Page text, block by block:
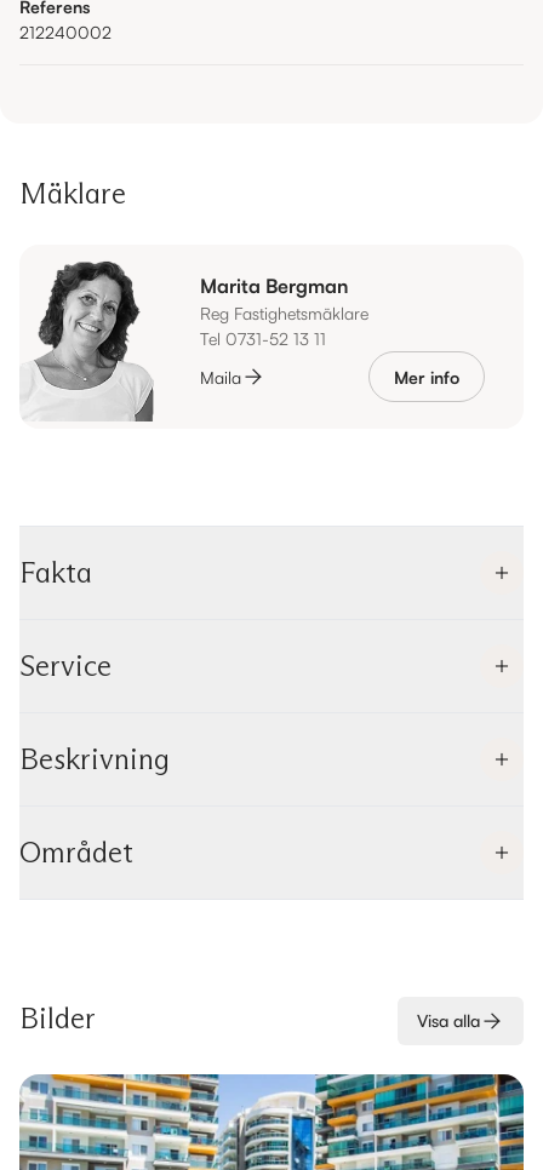
Referens
212240002
Mäklare
Marita Bergman
Reg Fastighetsmäklare
Tel 0731-52 13 11
Maila
Mer info
Fakta
Service
Beskrivning
Området
Bilder Visa alla